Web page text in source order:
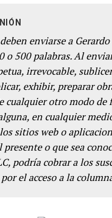
enviarse a
o 500 palabras. Al
irrevocable,
exhibir, preparar
cualquier otro modo
en cualquier
sitios web o
presente o que sea
podría cobrar a los
el acceso a la